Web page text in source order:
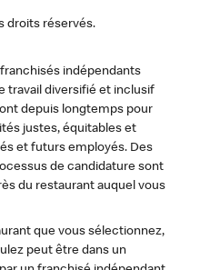
droits réservés.
indépendants
travail diversifié et inclusif
depuis longtemps pour
justes, équitables et
et futurs employés. Des
de candidature sont
du restaurant auquel vous
que vous sélectionnez,
peut être dans un